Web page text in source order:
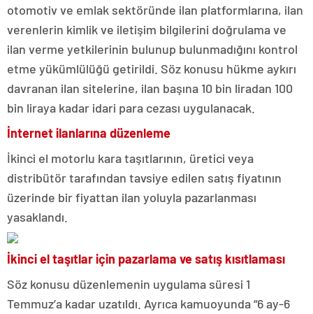
otomotiv ve emlak sektöründe ilan platformlarına, ilan
verenlerin kimlik ve iletişim bilgilerini doğrulama ve
ilan verme yetkilerinin bulunup bulunmadığını kontrol
etme yükümlülüğü getirildi. Söz konusu hükme aykırı
davranan ilan sitelerine, ilan başına 10 bin liradan 100
bin liraya kadar idari para cezası uygulanacak.
İnternet ilanlarına düzenleme
İkinci el motorlu kara taşıtlarının, üretici veya
distribütör tarafından tavsiye edilen satış fiyatının
üzerinde bir fiyattan ilan yoluyla pazarlanması
yasaklandı.
İkinci el taşıtlar için pazarlama ve satış kısıtlaması
Söz konusu düzenlemenin uygulama süresi 1
Temmuz’a kadar uzatıldı. Ayrıca kamuoyunda “6 ay-6